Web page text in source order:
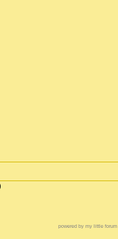
powered by my little forum